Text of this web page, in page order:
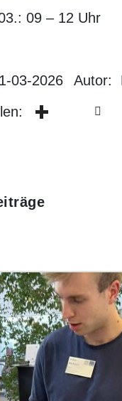
09 – 12 Uhr
03-2026 Autor: